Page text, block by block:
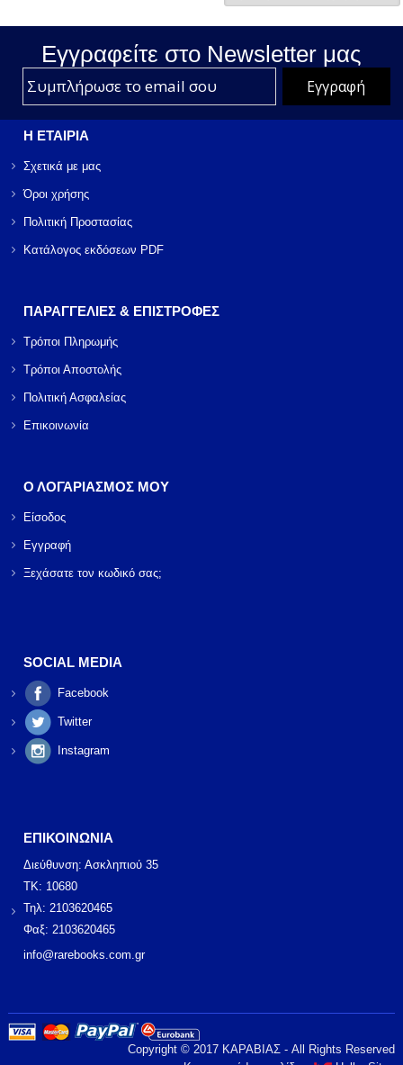
Εγγραφείτε στο Νewsletter μας
Η ΕΤΑΙΡΙΑ
Σχετικά με μας
Όροι χρήσης
Πολιτική Προστασίας
Κατάλογος εκδόσεων PDF
ΠΑΡΑΓΓΕΛΙΕΣ & ΕΠΙΣΤΡΟΦΕΣ
Τρόποι Πληρωμής
Τρόποι Αποστολής
Πολιτική Ασφαλείας
Επικοινωνία
Ο ΛΟΓΑΡΙΑΣΜΟΣ ΜΟΥ
Είσοδος
Εγγραφή
Ξεχάσατε τον κωδικό σας;
SOCIAL MEDIA
Facebook
Twitter
Instagram
ΕΠΙΚΟΙΝΩΝΙΑ
Διεύθυνση: Ασκληπιού 35
ΤΚ: 10680
Τηλ: 2103620465
Φαξ: 2103620465
info@rarebooks.com.gr
Copyright © 2017 ΚΑΡΑΒΙΑΣ - All Rights Reserved